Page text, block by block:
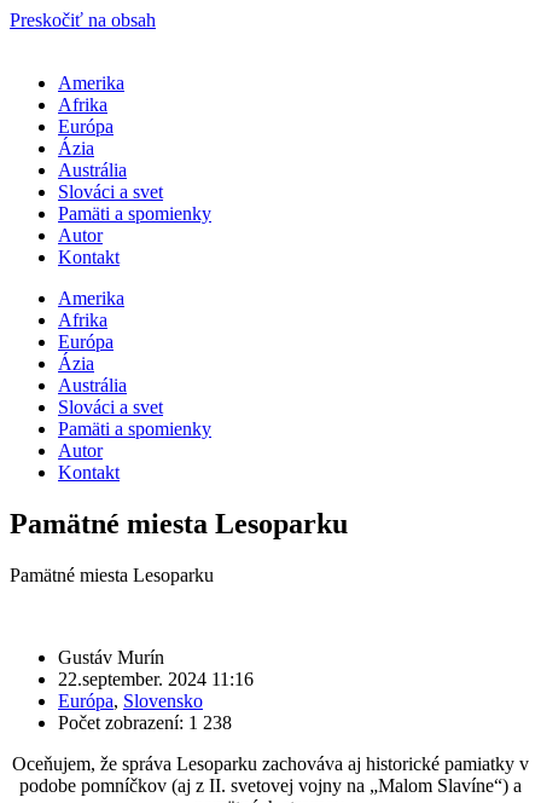
Preskočiť na obsah
Amerika
Afrika
Európa
Ázia
Austrália
Slováci a svet
Pamäti a spomienky
Autor
Kontakt
Amerika
Afrika
Európa
Ázia
Austrália
Slováci a svet
Pamäti a spomienky
Autor
Kontakt
Pamätné miesta Lesoparku
Pamätné miesta Lesoparku
Gustáv Murín
22.september. 2024 11:16
Európa, Slovensko
Počet zobrazení: 1 238
Oceňujem, že správa Lesoparku zachováva aj historické pamiatky v
podobe pomníčkov (aj z II. svetovej vojny na „Malom Slavíne“) a